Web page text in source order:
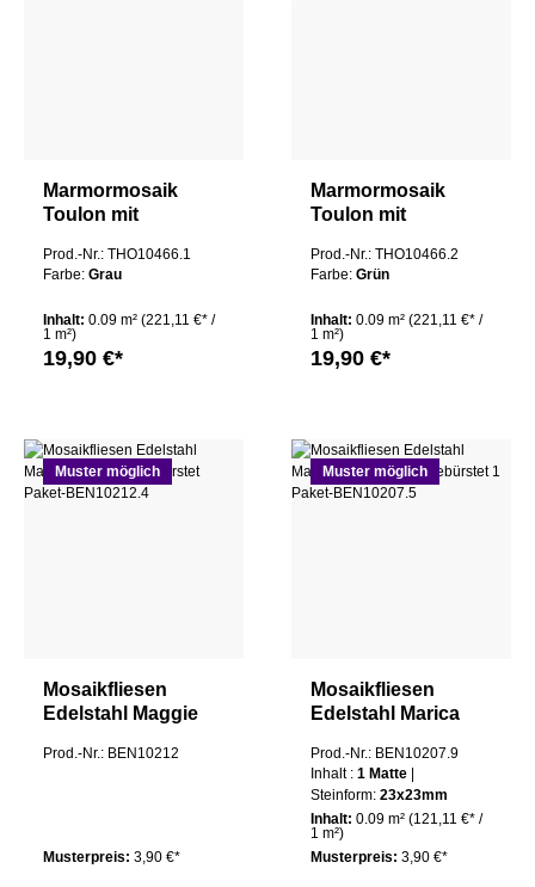
Marmormosaik
Toulon mit
Hexagon‑Design
Grau
250×330×8 mm
Prod.-Nr.: THO10466.1
Farbe: Grau
Inhalt: 0.09 m² (221,11 €* /
1 m²)
19,90 €*
Marmormosaik
Toulon mit
Hexagon‑Design
Grün
250×330×8 mm
Prod.-Nr.: THO10466.2
Farbe: Grün
Inhalt: 0.09 m² (221,11 €* /
1 m²)
19,90 €*
Muster möglich
Mosaikfliesen
Edelstahl Maggie
Prod.-Nr.: BEN10212
Musterpreis: 3,90 €*
Muster möglich
Mosaikfliesen
Edelstahl Marica
Gebürstet
Prod.-Nr.: BEN10207.9
Inhalt : 1 Matte
Steinform: 23x23mm
Inhalt: 0.09 m² (121,11 €* /
1 m²)
Musterpreis: 3,90 €*